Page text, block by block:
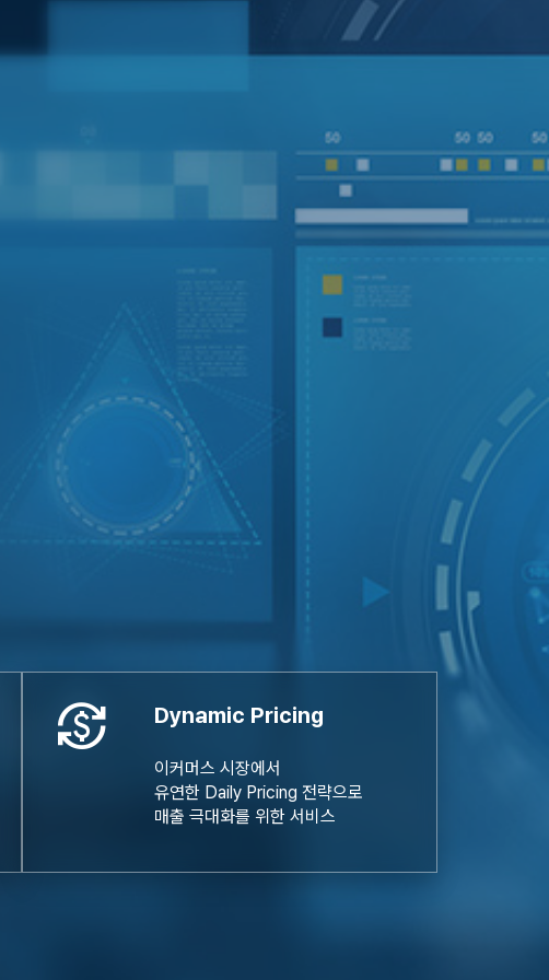
currency_exchange Dynamic Pricing
이커머스 시장에서
유연한 Daily Pricing 전략으로
매출 극대화를 위한 서비스